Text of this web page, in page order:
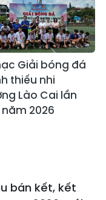
Giải bóng đá
thiếu nhi
Lào Cai lần
năm 2026
bán kết, kết